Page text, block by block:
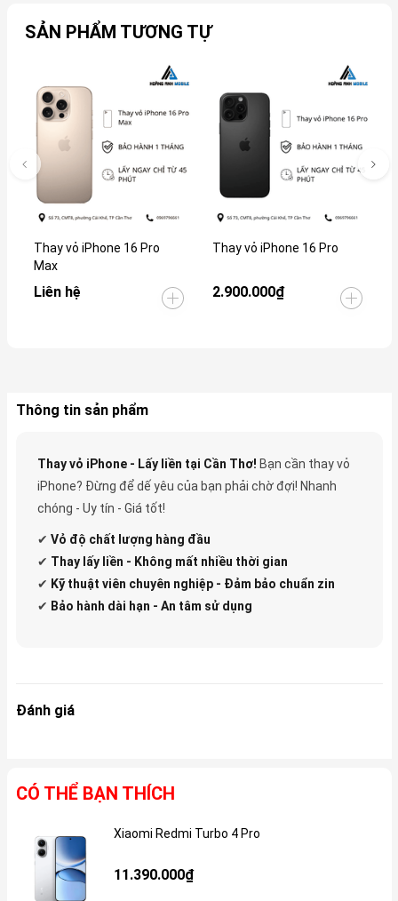
SẢN PHẨM TƯƠNG TỰ
Thay vỏ iPhone 16 Pro
Max
Liên hệ
Thay vỏ iPhone 16 Pro
2.900.000₫
Thông tin sản phẩm
Thay vỏ iPhone - Lấy liền tại Cần Thơ! Bạn cần thay vỏ
iPhone? Đừng để dế yêu của bạn phải chờ đợi! Nhanh
chóng - Uy tín - Giá tốt!
✔ Vỏ độ chất lượng hàng đầu
✔ Thay lấy liền - Không mất nhiều thời gian
✔ Kỹ thuật viên chuyên nghiệp - Đảm bảo chuẩn zin
✔ Bảo hành dài hạn - An tâm sử dụng
Đánh giá
CÓ THỂ BẠN THÍCH
Xiaomi Redmi Turbo 4 Pro
11.390.000₫